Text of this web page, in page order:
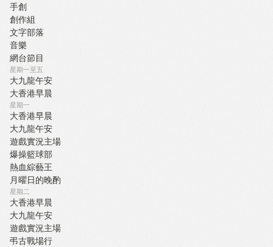
手創
創作組
文字部落
音樂
網台節目
星期一至五
大九龍午安
大香港早晨
星期一
大香港早晨
大九龍午安
遊戲實況主場
爆操籃球部
熱血綜藝王
月曜日的晚酌
星期二
大香港早晨
大九龍午安
遊戲實況主場
弔古戰場行